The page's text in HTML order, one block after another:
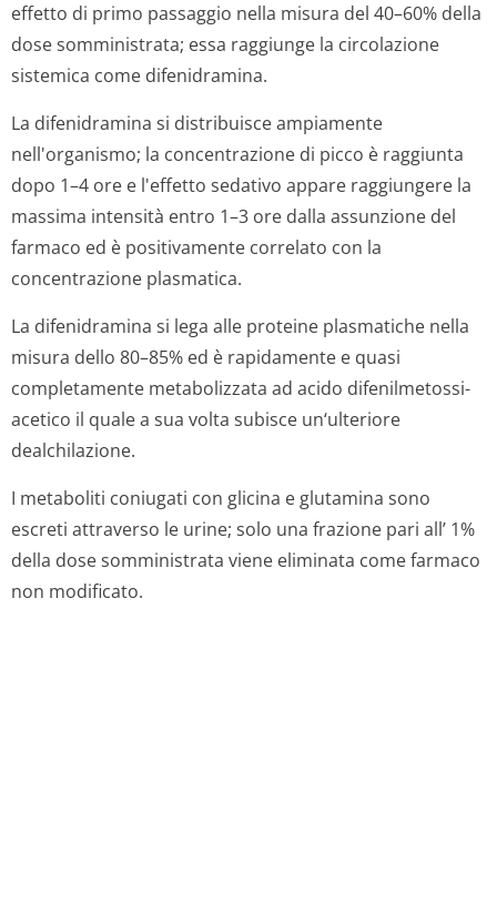
effetto di primo passaggio nella misura del 40–60% della
dose somministrata; essa raggiunge la circolazione
sistemica come difenidramina.
La difenidramina si distribuisce ampiamente
nell'organismo; la concentrazione di picco è raggiunta
dopo 1–4 ore e l'effetto sedativo appare raggiungere la
massima intensità entro 1–3 ore dalla assunzione del
farmaco ed è positivamente correlato con la
concentrazione plasmatica.
La difenidramina si lega alle proteine plasmatiche nella
misura dello 80–85% ed è rapidamente e quasi
completamente metabolizzata ad acido difenilmetossi­
acetico il quale a sua volta subisce un‘ulteriore
dealchilazione.
I metaboliti coniugati con glicina e glutamina sono
escreti attraverso le urine; solo una frazione pari all’ 1%
della dose somministrata viene eliminata come farmaco
non modificato.